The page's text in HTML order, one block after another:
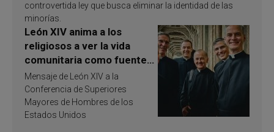
controvertida ley que busca eliminar la identidad de las
minorías.
León XIV anima a los
religiosos a ver la vida
comunitaria como fuente
de inspiración y
santificación
Mensaje de León XIV a la
Conferencia de Superiores
Mayores de Hombres de los
Estados Unidos